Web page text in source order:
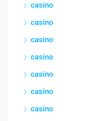
casino
casino
casino
casino
casino
casino
casino